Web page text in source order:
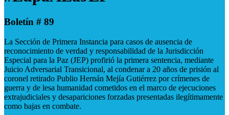
Boletín # 89
La Sección de Primera Instancia para casos de ausencia de
reconocimiento de verdad y responsabilidad de la Jurisdicción
Especial para la Paz (JEP) profirió la primera sentencia, mediante
Juicio Adversarial Transicional, al condenar a 20 años de prisión al
coronel retirado Publio Hernán Mejía Gutiérrez por crímenes de
guerra y de lesa humanidad cometidos en el marco de ejecuciones
extrajudiciales y desapariciones forzadas presentadas ilegítimamente
como bajas en combate.